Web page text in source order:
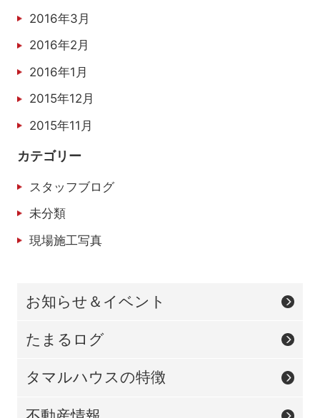
2016年3月
2016年2月
2016年1月
2015年12月
2015年11月
カテゴリー
スタッフブログ
未分類
現場施工写真
お知らせ＆イベント
たまるログ
タマルハウスの特徴